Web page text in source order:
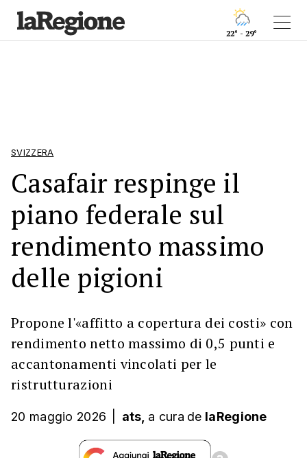
22° - 29°
SVIZZERA
Casafair respinge il
piano federale sul
rendimento massimo
delle pigioni
Propone l'«affitto a copertura dei costi» con
rendimento netto massimo di 0,5 punti e
accantonamenti vincolati per le
ristrutturazioni
20 maggio 2026 ats, a cura de laRegione